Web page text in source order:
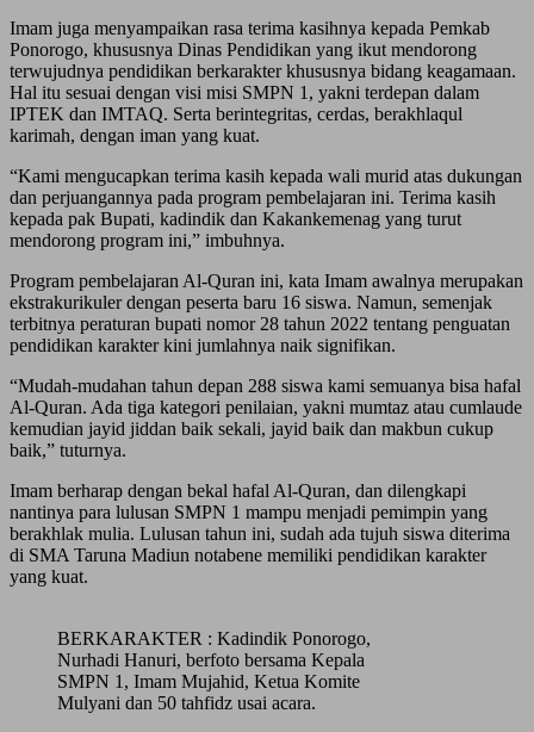
Imam juga menyampaikan rasa terima kasihnya kepada Pemkab
Ponorogo, khususnya Dinas Pendidikan yang ikut mendorong
terwujudnya pendidikan berkarakter khususnya bidang keagamaan.
Hal itu sesuai dengan visi misi SMPN 1, yakni terdepan dalam
IPTEK dan IMTAQ. Serta berintegritas, cerdas, berakhlaqul
karimah, dengan iman yang kuat.
“Kami mengucapkan terima kasih kepada wali murid atas dukungan
dan perjuangannya pada program pembelajaran ini. Terima kasih
kepada pak Bupati, kadindik dan Kakankemenag yang turut
mendorong program ini,” imbuhnya.
Program pembelajaran Al-Quran ini, kata Imam awalnya merupakan
ekstrakurikuler dengan peserta baru 16 siswa. Namun, semenjak
terbitnya peraturan bupati nomor 28 tahun 2022 tentang penguatan
pendidikan karakter kini jumlahnya naik signifikan.
“Mudah-mudahan tahun depan 288 siswa kami semuanya bisa hafal
Al-Quran. Ada tiga kategori penilaian, yakni mumtaz atau cumlaude
kemudian jayid jiddan baik sekali, jayid baik dan makbun cukup
baik,” tuturnya.
Imam berharap dengan bekal hafal Al-Quran, dan dilengkapi
nantinya para lulusan SMPN 1 mampu menjadi pemimpin yang
berakhlak mulia. Lulusan tahun ini, sudah ada tujuh siswa diterima
di SMA Taruna Madiun notabene memiliki pendidikan karakter
yang kuat.
BERKARAKTER : Kadindik Ponorogo,
Nurhadi Hanuri, berfoto bersama Kepala
SMPN 1, Imam Mujahid, Ketua Komite
Mulyani dan 50 tahfidz usai acara.